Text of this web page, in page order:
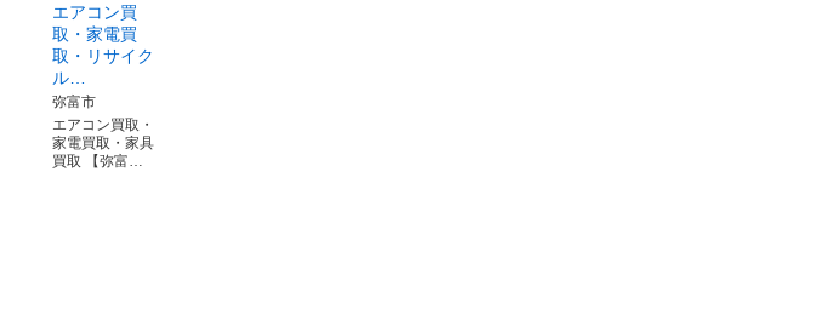
エアコン買
取・家電買
取・リサイク
ル…
弥富市
エアコン買取・
家電買取・家具
買取 【弥富…